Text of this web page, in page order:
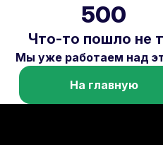
500
Что-то пошло не
Мы уже работаем над
На главную